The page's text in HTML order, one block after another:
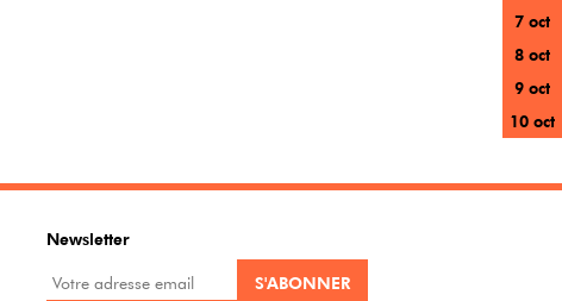
7 oct
8 oct
9 oct
10 oct
Newsletter